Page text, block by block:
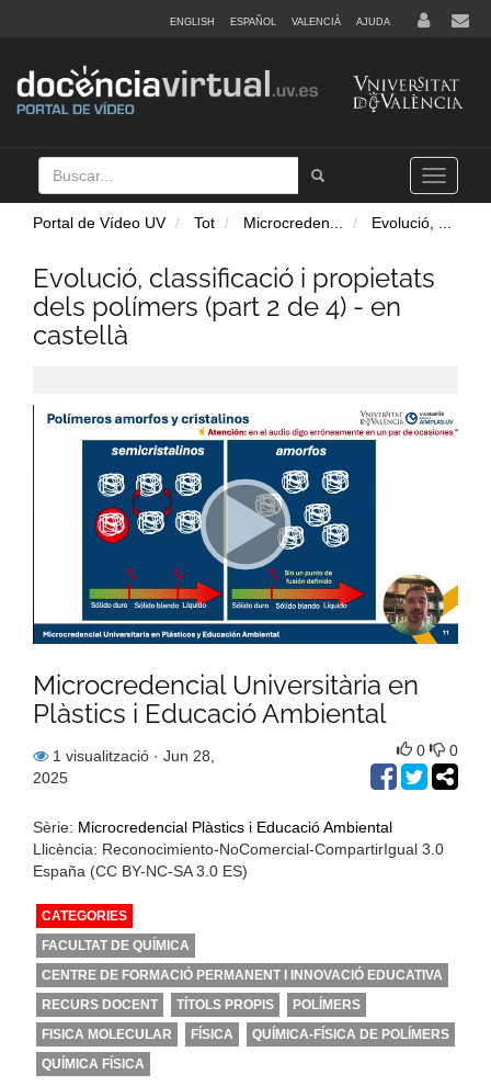
ENGLISH ESPAÑOL VALENCIÀ AJUDA
Buscar
Tramet
Toggle
navigation
Portal de Vídeo UV Tot Microcreden Evolució,
Evolució, classificació i propietats
dels polímers (part 2 de 4) - en
castellà
Microcredencial Universitària en
Plàstics i Educació Ambiental
1 visualització · Jun 28,
2025
0 0
Sèrie: Microcredencial Plàstics i Educació Ambiental
Llicència: Reconocimiento-NoComercial-CompartirIgual 3.0
España (CC BY-NC-SA 3.0 ES)
CATEGORIES
FACULTAT DE QUÍMICA
CENTRE DE FORMACIÓ PERMANENT I INNOVACIÓ EDUCATIVA
RECURS DOCENT
TÍTOLS PROPIS
POLÍMERS
FISICA MOLECULAR
FÍSICA
QUÍMICA-FÍSICA DE POLÍMERS
QUÍMICA FÍSICA